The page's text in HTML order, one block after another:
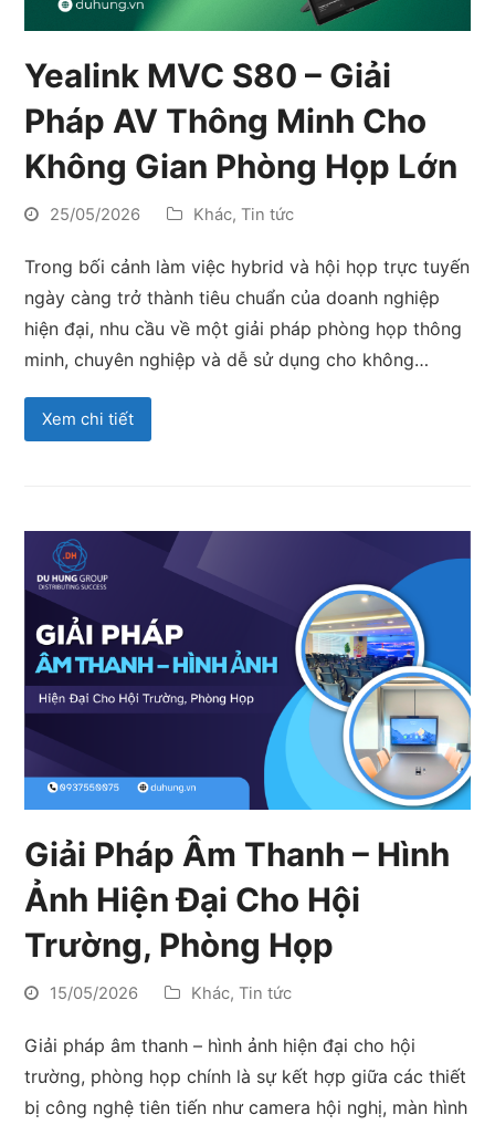
Yealink MVC S80 – Giải
Pháp AV Thông Minh Cho
Không Gian Phòng Họp Lớn
25/05/2026 Khác,Tin tức
Trong bối cảnh làm việc hybrid và hội họp trực tuyến
ngày càng trở thành tiêu chuẩn của doanh nghiệp
hiện đại, nhu cầu về một giải pháp phòng họp thông
minh, chuyên nghiệp và dễ sử dụng cho không…
Xem chi tiết
Giải Pháp Âm Thanh – Hình
Ảnh Hiện Đại Cho Hội
Trường, Phòng Họp
15/05/2026 Khác,Tin tức
Giải pháp âm thanh – hình ảnh hiện đại cho hội
trường, phòng họp chính là sự kết hợp giữa các thiết
bị công nghệ tiên tiến như camera hội nghị, màn hình